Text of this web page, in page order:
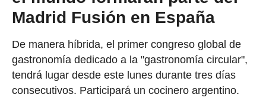
Madrid Fusión en España
De manera híbrida, el primer congreso global de
gastronomía dedicado a la "gastronomía circular",
tendrá lugar desde este lunes durante tres días
consecutivos. Participará un cocinero argentino.